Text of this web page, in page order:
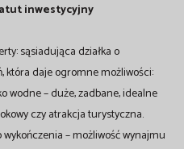
inwestycyjny
sąsiadująca działka o
która daje ogromne możliwości:
wodne – duże, zadbane, idealne
czy atrakcja turystyczna.
– możliwość wynajmu